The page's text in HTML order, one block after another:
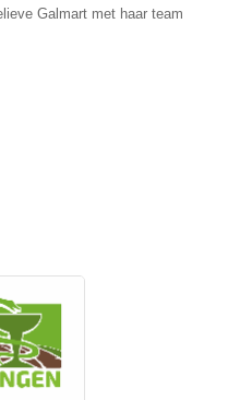
Galmart met haar team